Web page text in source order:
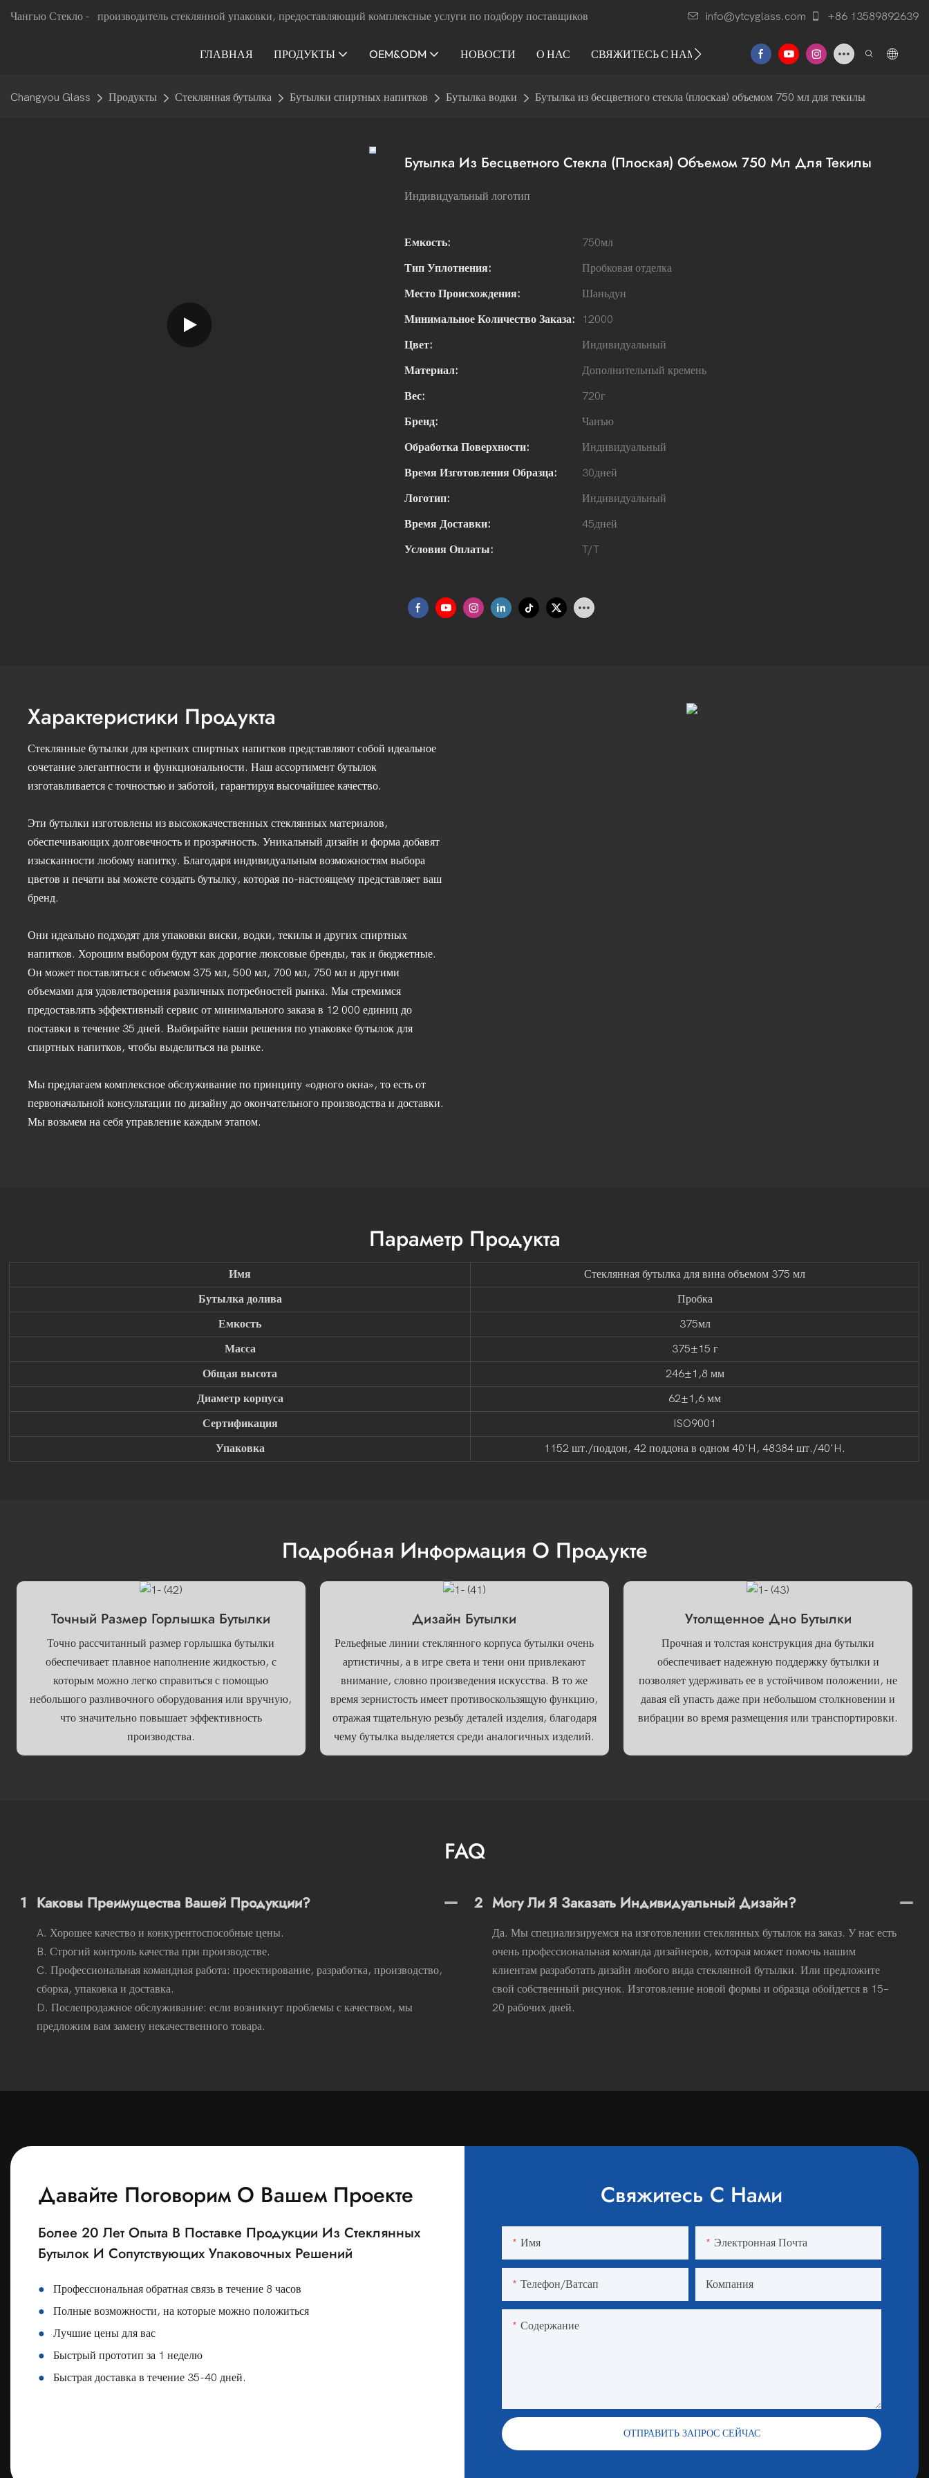
Чангью Стекло - производитель стеклянной упаковки, предоставляющий комплексные услуги по подбору поставщиков info@ytcyglass.com +86 13589892639
ГЛАВНАЯ ПРОДУКТЫ OEM&ODM НОВОСТИ О НАС СВЯЖИТЕСЬ С НАМИ
Changyou Glass Продукты Стеклянная бутылка Бутылки спиртных напитков Бутылка водки Бутылка из бесцветного стекла (плоская) объемом 750 мл для текилы
Бутылка Из Бесцветного Стекла (плоская) Объемом 750 Мл Для Текилы
Индивидуальный логотип
Емкость: 750мл
Тип Уплотнения: Пробковая отделка
Место Происхождения: Шаньдун
Минимальное Количество Заказа: 12000
Цвет: Индивидуальный
Материал: Дополнительный кремень
Вес: 720г
Бренд: Чанъю
Обработка Поверхности: Индивидуальный
Время Изготовления Образца: 30дней
Логотип: Индивидуальный
Время Доставки: 45дней
Условия Оплаты: T/T
Характеристики Продукта
Стеклянные бутылки для крепких спиртных напитков представляют собой идеальное
сочетание элегантности и функциональности. Наш ассортимент бутылок
изготавливается с точностью и заботой, гарантируя высочайшее качество.
Эти бутылки изготовлены из высококачественных стеклянных материалов,
обеспечивающих долговечность и прозрачность. Уникальный дизайн и форма добавят
изысканности любому напитку. Благодаря индивидуальным возможностям выбора
цветов и печати вы можете создать бутылку, которая по-настоящему представляет ваш
бренд.
Они идеально подходят для упаковки виски, водки, текилы и других спиртных
напитков. Хорошим выбором будут как дорогие люксовые бренды, так и бюджетные.
Он может поставляться с объемом 375 мл, 500 мл, 700 мл, 750 мл и другими
объемами для удовлетворения различных потребностей рынка. Мы стремимся
предоставлять эффективный сервис от минимального заказа в 12 000 единиц до
поставки в течение 35 дней. Выбирайте наши решения по упаковке бутылок для
спиртных напитков, чтобы выделиться на рынке.
Мы предлагаем комплексное обслуживание по принципу «одного окна», то есть от
первоначальной консультации по дизайну до окончательного производства и доставки.
Мы возьмем на себя управление каждым этапом.
Параметр Продукта
Имя
Стеклянная бутылка для вина объемом 375 мл
Бутылка долива
Пробка
Емкость
375мл
Масса
375±15 г
Общая высота
246±1,8 мм
Диаметр корпуса
62±1,6 мм
Сертификация
ISO9001
Упаковка
1152 шт./поддон, 42 поддона в одном 40'H, 48384 шт./40'H.
Подробная Информация О Продукте
Точный Размер Горлышка Бутылки
Точно рассчитанный размер горлышка бутылки
обеспечивает плавное наполнение жидкостью, с
которым можно легко справиться с помощью
небольшого разливочного оборудования или вручную,
что значительно повышает эффективность
производства.
Дизайн Бутылки
Рельефные линии стеклянного корпуса бутылки очень
артистичны, а в игре света и тени они привлекают
внимание, словно произведения искусства. В то же
время зернистость имеет противоскользящую функцию,
отражая тщательную резьбу деталей изделия, благодаря
чему бутылка выделяется среди аналогичных изделий.
Утолщенное Дно Бутылки
Прочная и толстая конструкция дна бутылки
обеспечивает надежную поддержку бутылки и
позволяет удерживать ее в устойчивом положении, не
давая ей упасть даже при небольшом столкновении и
вибрации во время размещения или транспортировки.
FAQ
1 Каковы Преимущества Вашей Продукции?
A. Хорошее качество и конкурентоспособные цены.
B. Строгий контроль качества при производстве.
C. Профессиональная командная работа: проектирование, разработка, производство,
сборка, упаковка и доставка.
D. Послепродажное обслуживание: если возникнут проблемы с качеством, мы
предложим вам замену некачественного товара.
2 Могу Ли Я Заказать Индивидуальный Дизайн?
Да. Мы специализируемся на изготовлении стеклянных бутылок на заказ. У нас есть
очень профессиональная команда дизайнеров, которая может помочь нашим
клиентам разработать дизайн любого вида стеклянной бутылки. Или предложите
свой собственный рисунок. Изготовление новой формы и образца обойдется в 15–
20 рабочих дней.
Давайте Поговорим О Вашем Проекте
Более 20 Лет Опыта В Поставке Продукции Из Стеклянных
Бутылок И Сопутствующих Упаковочных Решений
●
Профессиональная обратная связь в течение 8 часов
●
Полные возможности, на которые можно положиться
●
Лучшие цены для вас
●
Быстрый прототип за 1 неделю
●
Быстрая доставка в течение 35-40 дней.
Свяжитесь С Нами
Имя Электронная Почта
Телефон/ватсап Компания
Содержание
ОТПРАВИТЬ ЗАПРОС СЕЙЧАС